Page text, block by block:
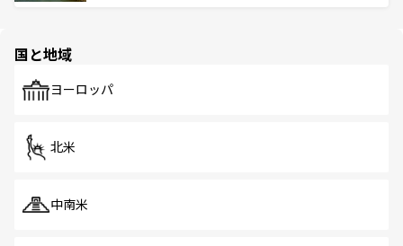
で、ホーカーズは地元の風情を楽しめる外せないスポット
国と地域
ヨーロッパ
北米
中南米